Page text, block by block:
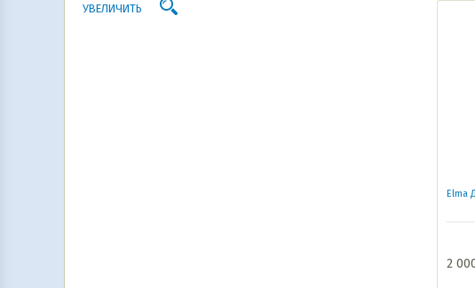
УВЕЛИЧИТЬ
Elma
2